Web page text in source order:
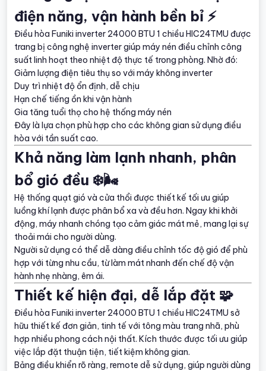
điện năng, vận hành bền bỉ ⚡
Điều hòa Funiki inverter 24000 BTU 1 chiều HIC24TMU được
trang bị công nghệ inverter giúp máy nén điều chỉnh công
suất linh hoạt theo nhiệt độ thực tế trong phòng. Nhờ đó:
Giảm lượng điện tiêu thụ so với máy không inverter
Duy trì nhiệt độ ổn định, dễ chịu
Hạn chế tiếng ồn khi vận hành
Gia tăng tuổi thọ cho hệ thống máy nén
Đây là lựa chọn phù hợp cho các không gian sử dụng điều
hòa với tần suất cao.
Khả năng làm lạnh nhanh, phân
bổ gió đều ❄️🌬️
Hệ thống quạt gió và cửa thổi được thiết kế tối ưu giúp
luồng khí lạnh được phân bổ xa và đều hơn. Ngay khi khởi
động, máy nhanh chóng tạo cảm giác mát mẻ, mang lại sự
thoải mái cho người dùng.
Người sử dụng có thể dễ dàng điều chỉnh tốc độ gió để phù
hợp với từng nhu cầu, từ làm mát nhanh đến chế độ vận
hành nhẹ nhàng, êm ái.
Thiết kế hiện đại, dễ lắp đặt 🧩
Điều hòa Funiki inverter 24000 BTU 1 chiều HIC24TMU sở
hữu thiết kế đơn giản, tinh tế với tông màu trang nhã, phù
hợp nhiều phong cách nội thất. Kích thước được tối ưu giúp
việc lắp đặt thuận tiện, tiết kiệm không gian.
Bảng điều khiển rõ ràng, remote dễ sử dụng, giúp người dùng